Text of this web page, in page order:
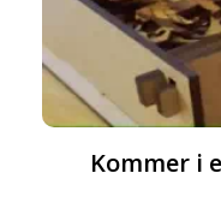
Kommer i